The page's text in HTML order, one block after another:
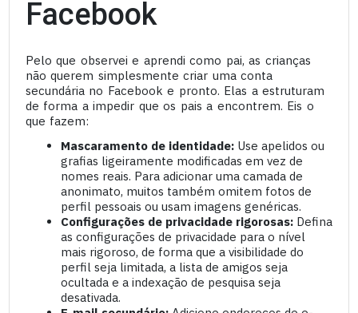
Facebook
Pelo que observei e aprendi como pai, as crianças
não querem simplesmente criar uma conta
secundária no Facebook e pronto. Elas a estruturam
de forma a impedir que os pais a encontrem. Eis o
que fazem:
Mascaramento de identidade:Use apelidos ou
grafias ligeiramente modificadas em vez de
nomes reais. Para adicionar uma camada de
anonimato, muitos também omitem fotos de
perfil pessoais ou usam imagens genéricas.
Configurações de privacidade rigorosas:Defina
as configurações de privacidade para o nível
mais rigoroso, de forma que a visibilidade do
perfil seja limitada, a lista de amigos seja
ocultada e a indexação de pesquisa seja
desativada.